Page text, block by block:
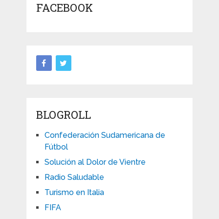
FACEBOOK
BLOGROLL
Confederación Sudamericana de
Fútbol
Solución al Dolor de Vientre
Radio Saludable
Turismo en Italia
FIFA